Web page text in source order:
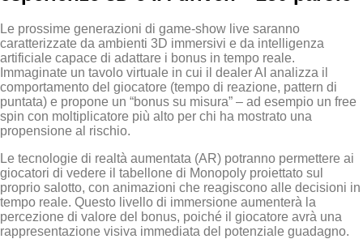
Le prossime generazioni di game‑show live saranno
caratterizzate da ambienti 3D immersivi e da intelligenza
artificiale capace di adattare i bonus in tempo reale.
Immaginate un tavolo virtuale in cui il dealer AI analizza il
comportamento del giocatore (tempo di reazione, pattern di
puntata) e propone un “bonus su misura” – ad esempio un free
spin con moltiplicatore più alto per chi ha mostrato una
propensione al rischio.
Le tecnologie di realtà aumentata (AR) potranno permettere ai
giocatori di vedere il tabellone di Monopoly proiettato sul
proprio salotto, con animazioni che reagiscono alle decisioni in
tempo reale. Questo livello di immersione aumenterà la
percezione di valore del bonus, poiché il giocatore avrà una
rappresentazione visiva immediata del potenziale guadagno.